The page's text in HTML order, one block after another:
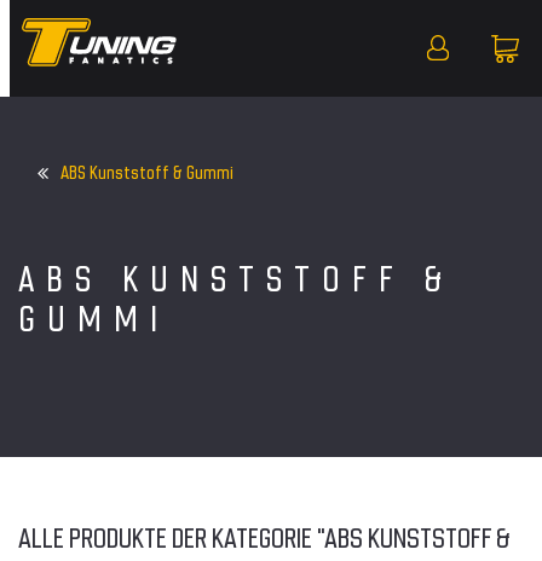
ABS Kunststoff & Gummi
ABS KUNSTSTOFF &
GUMMI
ALLE PRODUKTE DER KATEGORIE "ABS KUNSTSTOFF &